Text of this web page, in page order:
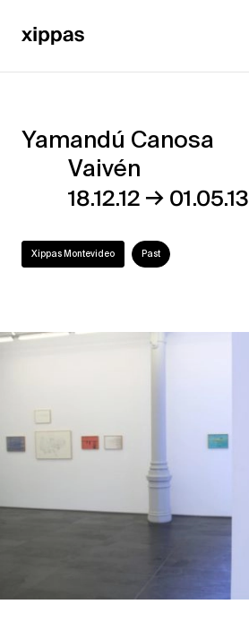
Yamandú
Canosa
Vaivén
Yamandú Canosa
Vaivén
18.12.12 → 01.05.13
Xippas Montevideo Past